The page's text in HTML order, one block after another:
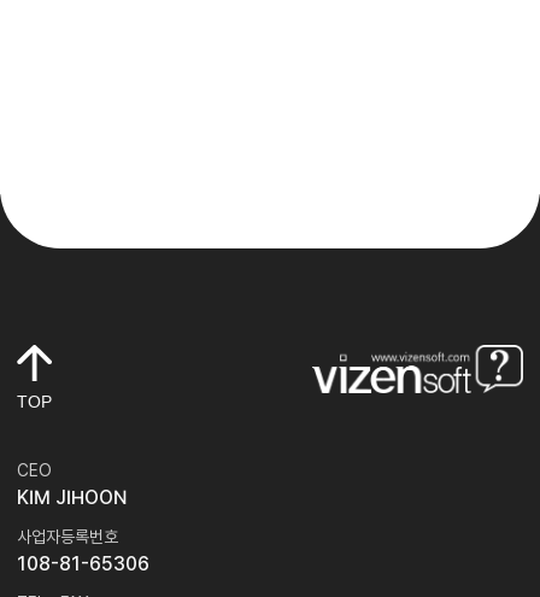
TOP
CEO
KIM JIHOON
사업자등록번호
108-81-65306